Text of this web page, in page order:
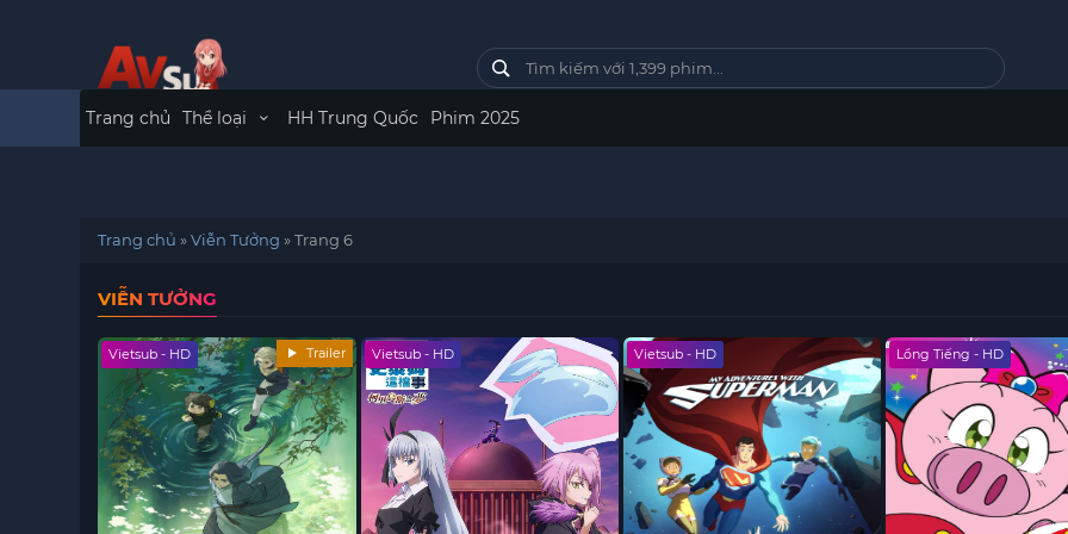
Trang chủ Thể loại HH Trung Quốc Phim 2025
Trang chủ »Viễn Tưởng »Trang 6
VIỄN TƯỞNG
Vietsub - HD Trailer Vietsub - HD Vietsub - HD Lồng Tiếng - HD